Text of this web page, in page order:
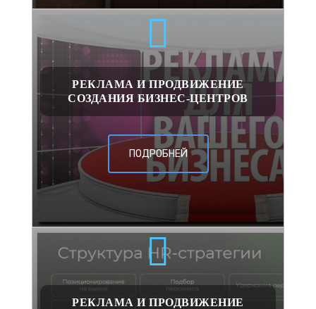
РЕКЛАМА И ПРОДВИЖЕНИЕ
СОЗДАНИЯ БИЗНЕС-ЦЕНТРОВ
ПОДРОБНЕЙ
РЕКЛАМА И ПРОДВИЖЕНИЕ